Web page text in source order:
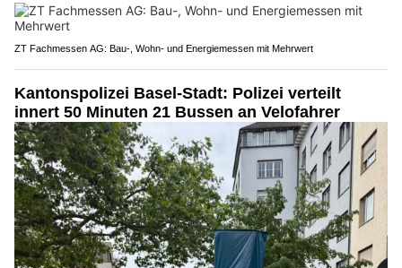
ZT Fachmessen AG: Bau-, Wohn- und Energiemessen mit Mehrwert
Kantonspolizei Basel-Stadt: Polizei verteilt
innert 50 Minuten 21 Bussen an Velofahrer